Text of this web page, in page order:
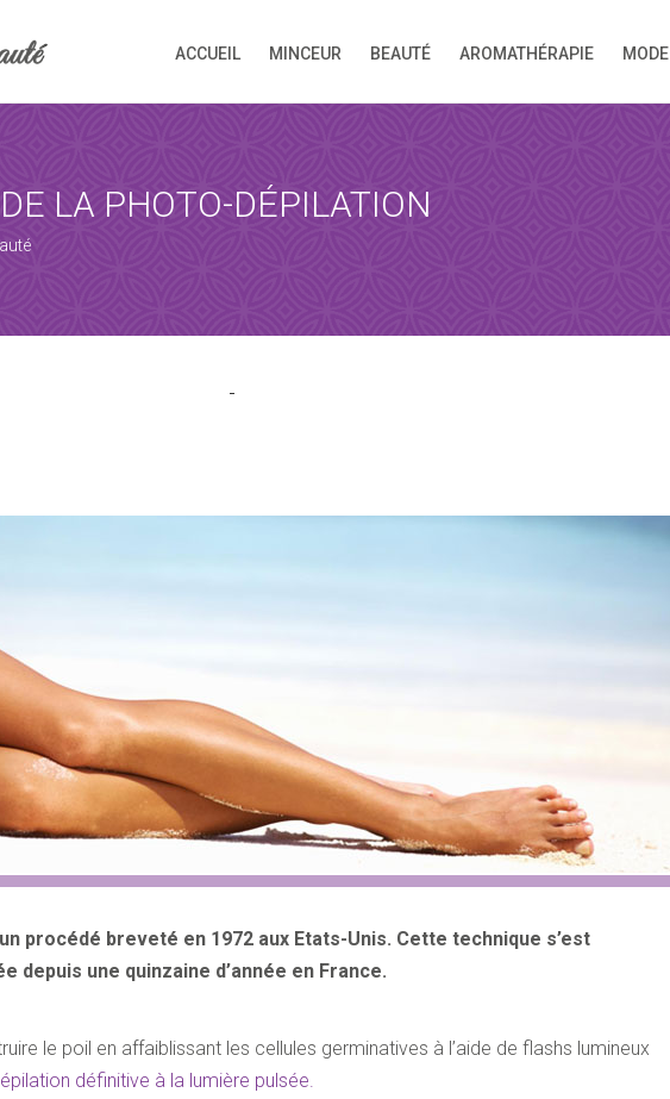
ACCUEIL MINCEUR BEAUTÉ AROMATHÉRAPIE MODE
LA PHOTO-DÉPILATION
procédé breveté en 1972 aux Etats-Unis. Cette technique s’est
depuis une quinzaine d’année en France.
le poil en affaiblissant les cellules germinatives à l’aide de flashs lumineux
définitive à la lumière pulsée.
Address
Zip Code City